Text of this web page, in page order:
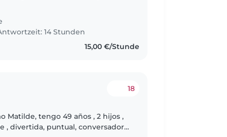
14 Stunden
15,00 €/Stunde
18
Matilde, tengo 49 años , 2 hijos ,
, divertida, puntual, conversadora